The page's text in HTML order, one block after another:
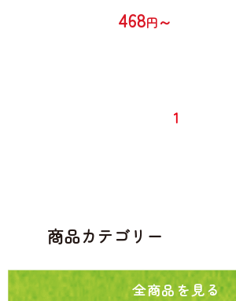
468円～
1
商品カテゴリー
全商品を見る